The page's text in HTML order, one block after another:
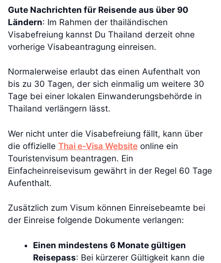
Gute Nachrichten für Reisende aus über 90
Ländern: Im Rahmen der thailändischen
Visabefreiung kannst Du Thailand derzeit ohne
vorherige Visabeantragung einreisen.
Normalerweise erlaubt das einen Aufenthalt von
bis zu 30 Tagen, der sich einmalig um weitere 30
Tage bei einer lokalen Einwanderungsbehörde in
Thailand verlängern lässt.
Wer nicht unter die Visabefreiung fällt, kann über
die offizielle Thai e-Visa Website online ein
Touristenvisum beantragen. Ein
Einfacheinreisevisum gewährt in der Regel 60 Tage
Aufenthalt.
Zusätzlich zum Visum können Einreisebeamte bei
der Einreise folgende Dokumente verlangen:
Einen mindestens 6 Monate gültigen
Reisepass: Bei kürzerer Gültigkeit kann die